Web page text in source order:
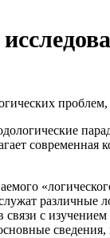
современная
различные
с